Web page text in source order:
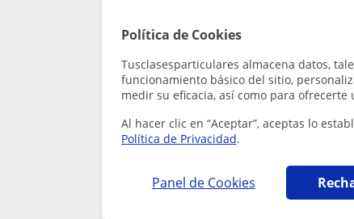
Política de Cookies
Tusclasesparticulares almacena datos,
funcionamiento básico del sitio,
medir su eficacia, así como para ofrecerte
Al hacer clic en “Aceptar”, aceptas lo
Política de Privacidad.
Panel de Cookies
Mi